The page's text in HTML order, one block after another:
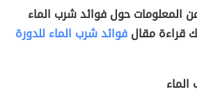
المعلومات حول فوائد شرب الماء
قراءة مقالفوائد شرب الماء للدورة